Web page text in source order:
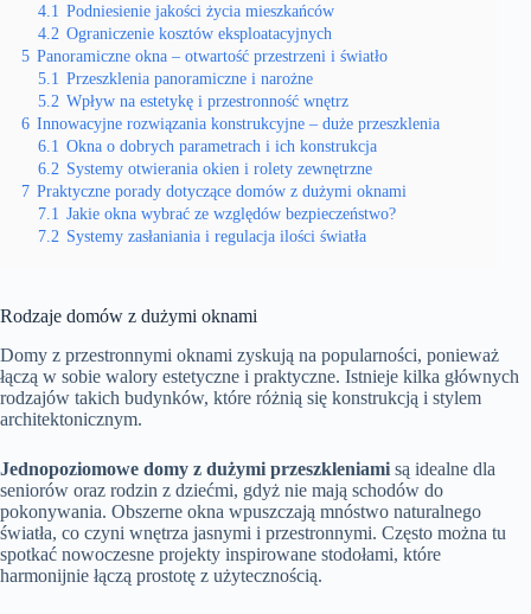
4.1 Podniesienie jakości życia mieszkańców
4.2 Ograniczenie kosztów eksploatacyjnych
5 Panoramiczne okna – otwartość przestrzeni i światło
5.1 Przeszklenia panoramiczne i narożne
5.2 Wpływ na estetykę i przestronność wnętrz
6 Innowacyjne rozwiązania konstrukcyjne – duże przeszklenia
6.1 Okna o dobrych parametrach i ich konstrukcja
6.2 Systemy otwierania okien i rolety zewnętrzne
7 Praktyczne porady dotyczące domów z dużymi oknami
7.1 Jakie okna wybrać ze względów bezpieczeństwo?
7.2 Systemy zasłaniania i regulacja ilości światła
Rodzaje domów z dużymi oknami
Domy z przestronnymi oknami zyskują na popularności, ponieważ
łączą w sobie walory estetyczne i praktyczne. Istnieje kilka głównych
rodzajów takich budynków, które różnią się konstrukcją i stylem
architektonicznym.
Jednopoziomowe domy z dużymi przeszkleniami są idealne dla
seniorów oraz rodzin z dziećmi, gdyż nie mają schodów do
pokonywania. Obszerne okna wpuszczają mnóstwo naturalnego
światła, co czyni wnętrza jasnymi i przestronnymi. Często można tu
spotkać nowoczesne projekty inspirowane stodołami, które
harmonijnie łączą prostotę z użytecznością.